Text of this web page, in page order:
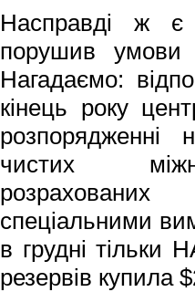
Насправді ж є
порушив
Нагадаємо:
кінець року
чистих
спеціальними
в грудні тільки
резервів купила